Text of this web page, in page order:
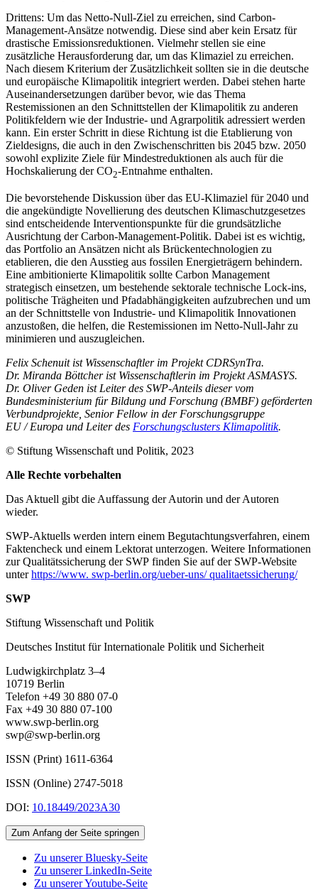
Drittens: Um das Netto-Null-Ziel zu errei­chen, sind Carbon-
Management-Ansätze notwendig. Diese sind aber kein Ersatz für
drastische Emissionsreduktionen. Vielmehr stellen sie eine
zusätzliche Herausforderung dar, um das Klimaziel zu erreichen.
Nach diesem Kriterium der Zusätzlichkeit sollten sie in die deutsche
und europäische Klima­politik integriert werden. Dabei stehen harte
Auseinandersetzungen darüber bevor, wie das Thema
Restemissionen an den Schnittstellen der Klimapolitik zu anderen
Politikfeldern wie der Industrie- und Agrar­politik adressiert werden
kann. Ein erster Schritt in diese Richtung ist die Etablierung von
Ziel­designs, die auch in den Zwischenschritten bis 2045 bzw. 2050
sowohl expli­zite Ziele für Mindestreduktionen als auch für die
Hochskalierung der CO2-Entnahme enthalten.
Die bevorstehende Diskussion über das EU-Klimaziel für 2040 und
die angekündigte Novellierung des deutschen Klimaschutz­gesetzes
sind entscheidende Interventionspunkte für die grundsätzliche
Ausrichtung der Carbon-Management-Politik. Dabei ist es wichtig,
das Portfolio an Ansätzen nicht als Brückentechnologien zu
etablieren, die den Ausstieg aus fossilen Energieträgern behindern.
Eine ambitionierte Klimapolitik sollte Carbon Management
strategisch ein­setzen, um bestehende sektorale technische Lock-ins,
politische Trägheiten und Pfad­abhängigkeiten aufzubrechen und um
an der Schnittstelle von Industrie- und Klima­politik Innovationen
anzustoßen, die hel­fen, die Restemissionen im Netto-Null-Jahr zu
minimieren und auszugleichen.
Felix Schenuit ist Wissenschaftler im Projekt CDRSynTra.
Dr. Miranda Böttcher ist Wissenschaftlerin im Projekt ASMASYS.
Dr. Oliver Geden ist Leiter des SWP-Anteils dieser vom
Bundesministerium für Bildung und Forschung (BMBF) geförderten
Verbundprojekte, Senior Fellow in der Forschungsgruppe
EU / Europa und Leiter des Forschungsclusters Klimapolitik.
© Stiftung Wissenschaft und Politik, 2023
Alle Rechte vorbehalten
Das Aktuell gibt die Auf­fassung der Autorin und der Autoren
wieder.
SWP-Aktuells werden intern einem Begutachtungsverfah­ren, einem
Faktencheck und einem Lektorat unterzogen. Weitere Informationen
zur Qualitätssicherung der SWP finden Sie auf der SWP-Website
unterhttps://www. swp-berlin.org/ueber-uns/ qualitaetssicherung/
SWP
Stiftung Wissenschaft und Politik
Deutsches Institut für Internationale Politik und Sicherheit
Ludwigkirchplatz 3–4
10719 Berlin
Telefon +49 30 880 07-0
Fax +49 30 880 07-100
www.swp-berlin.org
swp@swp-berlin.org
ISSN (Print) 1611-6364
ISSN (Online) 2747-5018
DOI: 10.18449/2023A30
Zum Anfang der Seite springen
Zu unserer Bluesky-Seite
Zu unserer LinkedIn-Seite
Zu unserer Youtube-Seite